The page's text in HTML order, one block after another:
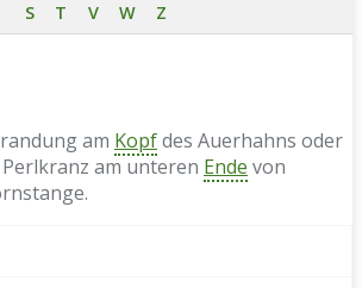
S
T V W Z
am Kopfdes Auerhahns oder
am unteren Ende von